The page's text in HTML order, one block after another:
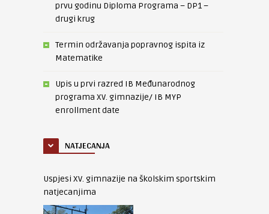
prvu godinu Diploma Programa – DP1 –
drugi krug
Termin održavanja popravnog ispita iz
Matematike
Upis u prvi razred IB Međunarodnog
programa XV. gimnazije/ IB MYP
enrollment date
NATJECANJA
Uspjesi XV. gimnazije na školskim sportskim
natjecanjima